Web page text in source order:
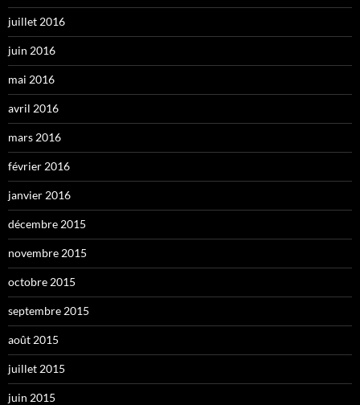
juillet 2016
juin 2016
mai 2016
avril 2016
mars 2016
février 2016
janvier 2016
décembre 2015
novembre 2015
octobre 2015
septembre 2015
août 2015
juillet 2015
juin 2015